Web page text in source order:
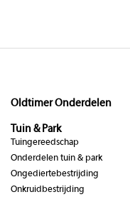
Oldtimer Onderdelen
Tuin & Park
Tuingereedschap
Onderdelen tuin & park
Ongediertebestrijding
Onkruidbestrijding